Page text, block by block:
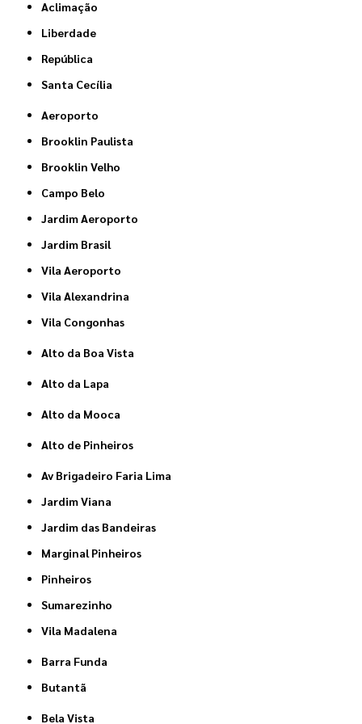
Aclimação
Liberdade
República
Santa Cecília
Aeroporto
Brooklin Paulista
Brooklin Velho
Campo Belo
Jardim Aeroporto
Jardim Brasil
Vila Aeroporto
Vila Alexandrina
Vila Congonhas
Alto da Boa Vista
Alto da Lapa
Alto da Mooca
Alto de Pinheiros
Av Brigadeiro Faria Lima
Jardim Viana
Jardim das Bandeiras
Marginal Pinheiros
Pinheiros
Sumarezinho
Vila Madalena
Barra Funda
Butantã
Bela Vista